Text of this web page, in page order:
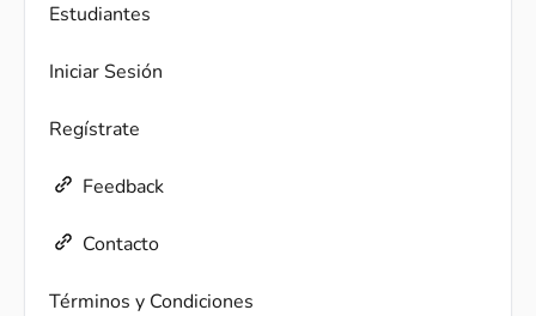
Estudiantes
Iniciar Sesión
Regístrate
Feedback
Contacto
Términos y Condiciones